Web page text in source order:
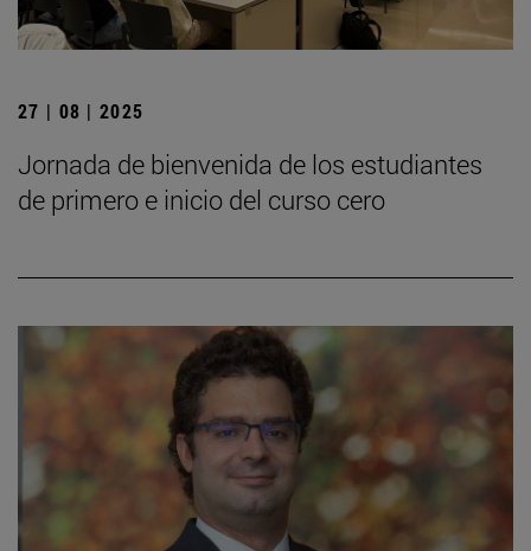
27 | 08 | 2025
Jornada de bienvenida de los estudiantes
de primero e inicio del curso cero